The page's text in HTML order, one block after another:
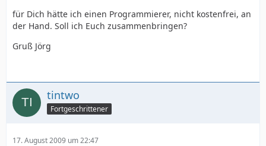
für Dich hätte ich einen Programmierer, nicht kostenfrei, an
der Hand. Soll ich Euch zusammenbringen?
Gruß Jörg
tintwo
Fortgeschrittener
17. August 2009 um 22:47